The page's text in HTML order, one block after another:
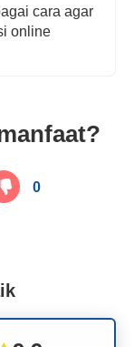
cara agar
online
0